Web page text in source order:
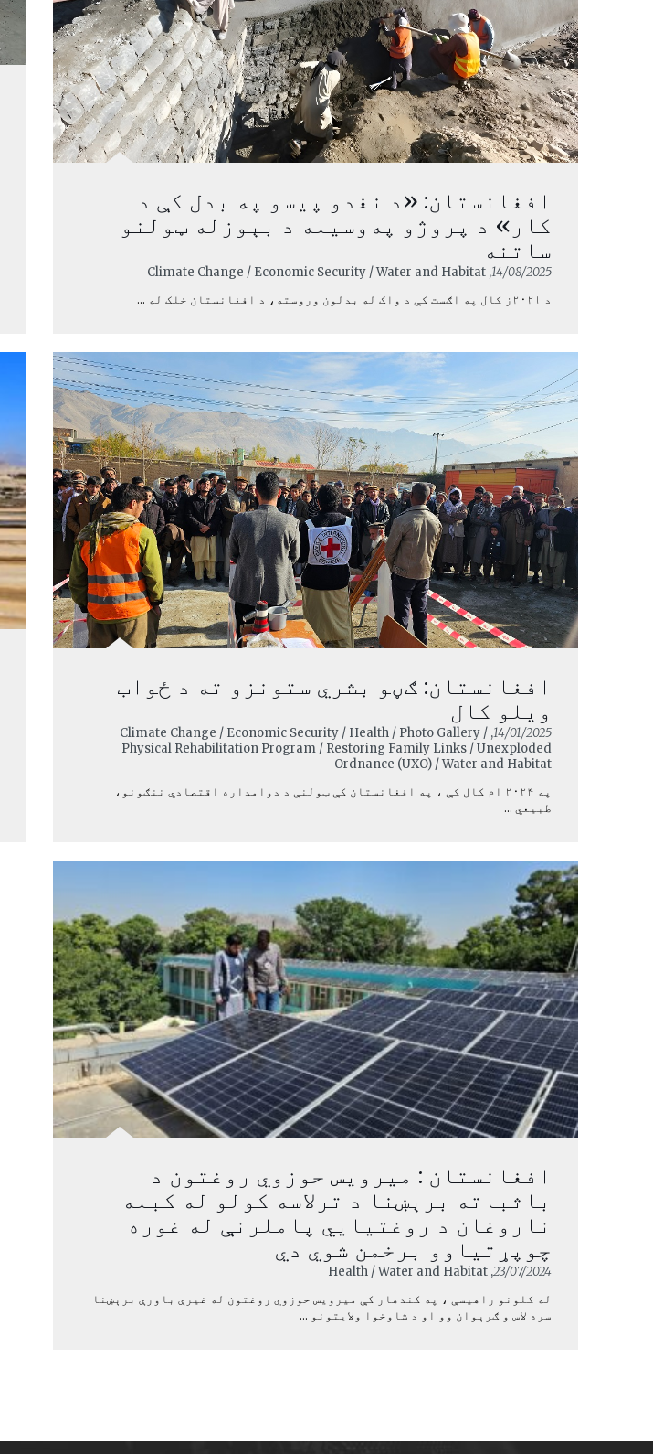
افغانستان: «د نغدو پیسو په بدل کې د
کار» د پروژو په‌وسیله د بېوزله ټولنو
ساتنه
14/08/2025
, Climate Change / Economic Security / Water and Habitat
د ۲۰۲۱ز کال په اګست کې د واک له بدلون وروسته، د افغانستان خلک له ...
افغانستان: ګڼو بشري ستونزو ته د ځواب
ویلو کال
14/01/2025
, Climate Change / Economic Security / Health / Photo Gallery /
Physical Rehabilitation Program / Restoring Family Links / Unexploded
Ordnance (UXO) / Water and Habitat
په ۲۰۲۴ ام کال کې ، په افغانستان کې ټولنې د دوامداره اقتصادي ننګونو،
طبیعي ...
افغانستان : میرویس حوزوي روغتون د
باثباته برېښنا د ترلاسه کولو له کبله
ناروغان د روغتیايي پاملرنې له غوره
چوپړتیاوو برخمن شوي دي
23/07/2024
, Health / Water and Habitat
له کلونو راهیسې ، په کندهار کې میرویس حوزوي روغتون له غیرې باورې برېښنا
سره لاس و ګرېوان وو او د شاوخوا ولایتونو ...